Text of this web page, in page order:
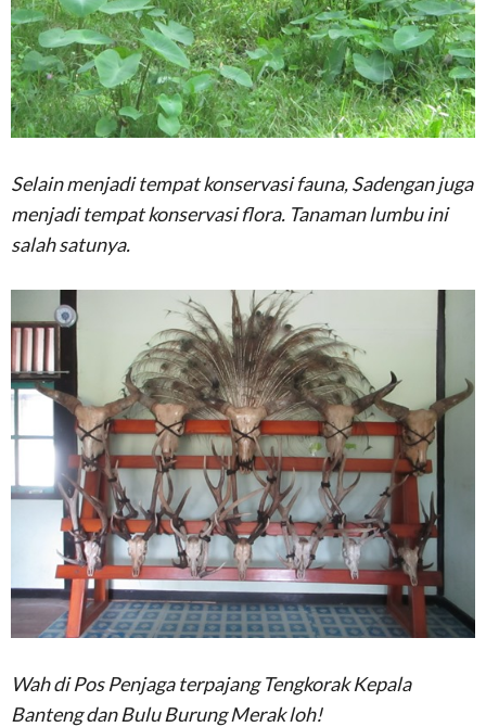
Selain menjadi tempat konservasi fauna, Sadengan juga
menjadi tempat konservasi flora. Tanaman lumbu ini
salah satunya.
Wah di Pos Penjaga terpajang Tengkorak Kepala
Banteng dan Bulu Burung Merak loh!